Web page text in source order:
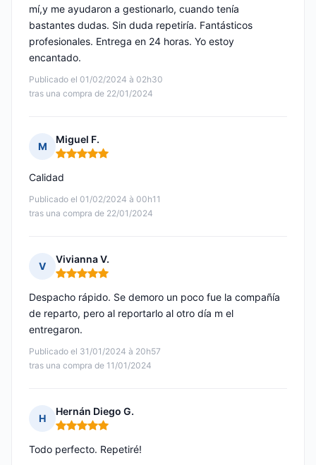
Publicado el 01/02/2024 à 02h30
tras una compra de 22/01/2024
mí,y me ayudaron a gestionarlo, cuando tenía
bastantes dudas. Sin duda repetiría. Fantásticos
profesionales. Entrega en 24 horas. Yo estoy
encantado.
M
Miguel F.
Nota: 5 de 5
Publicado el 01/02/2024 à 00h11
tras una compra de 22/01/2024
Calidad
V
Vivianna V.
Nota: 5 de 5
Publicado el 31/01/2024 à 20h57
tras una compra de 11/01/2024
Despacho rápido. Se demoro un poco fue la compañía
de reparto, pero al reportarlo al otro día m el
entregaron.
H
Hernán Diego G.
Nota: 5 de 5
Todo perfecto. Repetiré!